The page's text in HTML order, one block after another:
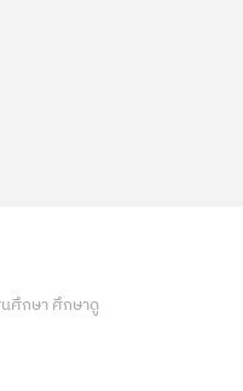
ศึกษา ศึกษาดู